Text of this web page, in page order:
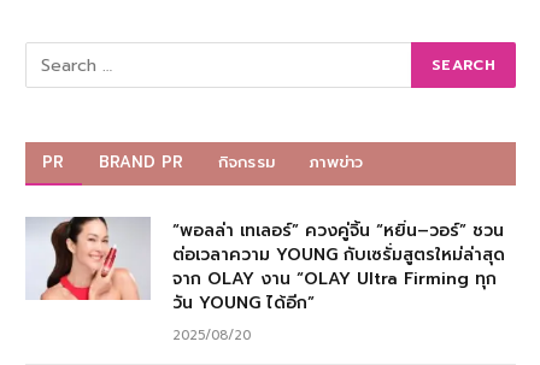
PR BRAND PR กิจกรรม ภาพข่าว
“พอลล่า เทเลอร์” ควงคู่จิ้น “หยิ่น–วอร์” ชวน
ต่อเวลาความ YOUNG กับเซรั่มสูตรใหม่ล่าสุด
จาก OLAY งาน “OLAY Ultra Firming ทุก
วัน YOUNG ได้อีก”
2025/08/20